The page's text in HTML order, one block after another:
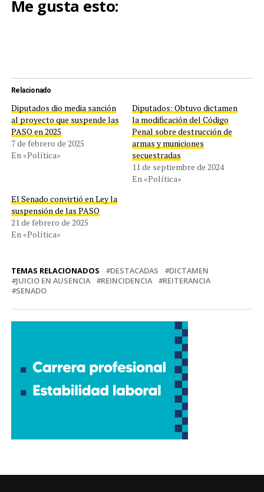
Me gusta esto:
Relacionado
Diputados dio media sanción
al proyecto que suspende las
PASO en 2025
7 de febrero de 2025
En «Política»
Diputados: Obtuvo dictamen
la modificación del Código
Penal sobre destrucción de
armas y municiones
secuestradas
11 de septiembre de 2024
En «Política»
El Senado convirtió en Ley la
suspensión de las PASO
21 de febrero de 2025
En «Política»
TEMAS RELACIONADOS DESTACADAS
DICTAMEN
JUICIO EN AUSENCIA
REINCIDENCIA
REITERANCIA
SENADO